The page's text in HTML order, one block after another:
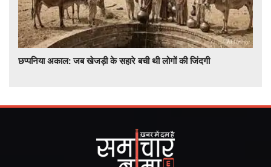
छप्पनिया अकाल: जब खेजड़ी के सहारे बची थी लोगों की जिंदगी